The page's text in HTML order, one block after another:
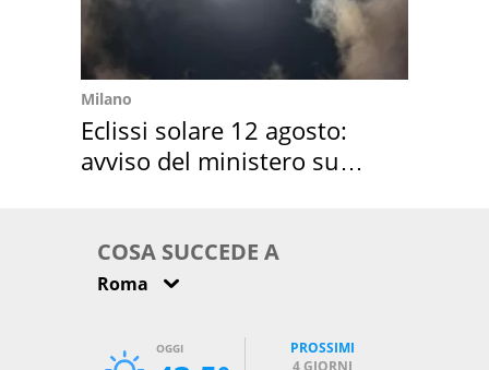
Milano
Eclissi solare 12 agosto:
avviso del ministero su